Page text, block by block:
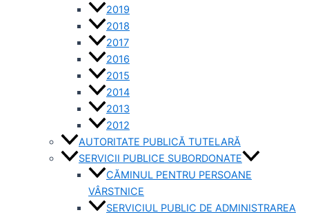
2019
2018
2017
2016
2015
2014
2013
2012
AUTORITATE PUBLICĂ TUTELARĂ
SERVICII PUBLICE SUBORDONATE
CĂMINUL PENTRU PERSOANE
VÂRSTNICE
SERVICIUL PUBLIC DE ADMINISTRAREA